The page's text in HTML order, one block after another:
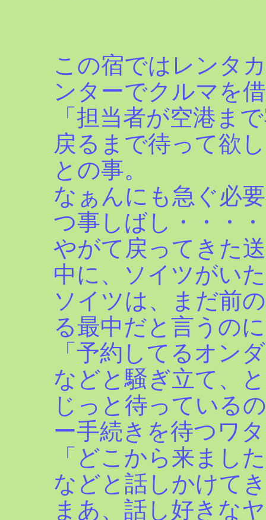
この宿ではレンタ
ンターでクルマを
「担当者が空港ま
戻るまで待って欲
との事。
なぁんにも急ぐ必
つ事しばし・・・・
やがて戻ってきた
中に、ソイツがい
ソイツは、まだ前
る最中だと言うのに
「予約してるオン
などと騒ぎ立て、
じっと待っている
ー手続きを待つワ
「どこから来まし
などと話しかけて
まあ、話し好きな